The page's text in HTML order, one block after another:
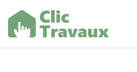
contenu